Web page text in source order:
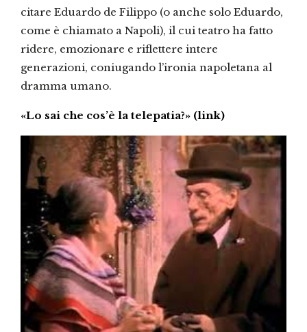
citare Eduardo de Filippo (o anche solo Eduardo,
come è chiamato a Napoli), il cui teatro ha fatto
ridere, emozionare e riflettere intere
generazioni, coniugando l’ironia napoletana al
dramma umano.
«Lo sai che cos’è la telepatia?» (link)